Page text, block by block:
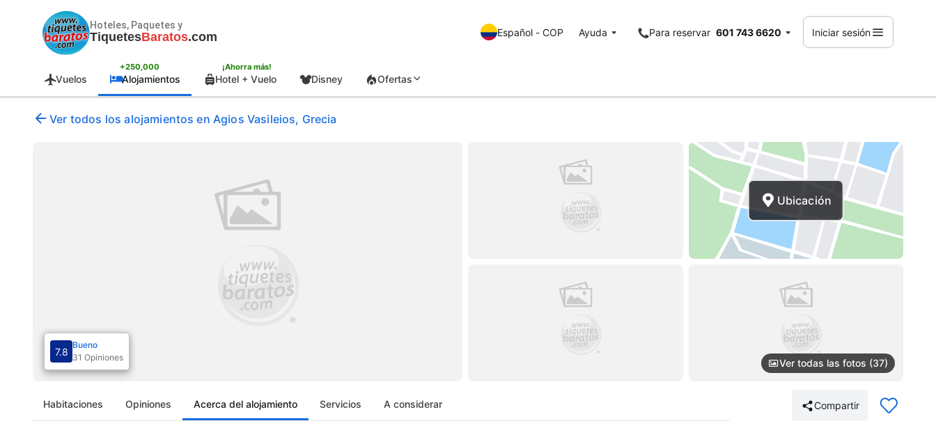
Hoteles, Paquetes y
TiquetesBaratos.com Español - COP Ayuda Para reservar 601 743 6620 Iniciar sesión
Vuelos
+250,000
Alojamientos
¡Ahorra más!
Hotel + Vuelo Disney Ofertas
Ver todos los alojamientos en Agios Vasileios, Grecia
7.8
Bueno
31 Opiniones
Ver todas las fotos (37)
Ubicación
Habitaciones Opiniones Acerca del alojamiento Servicios A considerar Compartir